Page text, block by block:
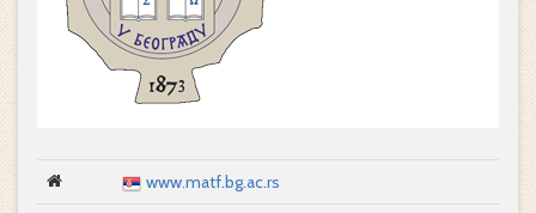
www.matf.bg.ac.rs